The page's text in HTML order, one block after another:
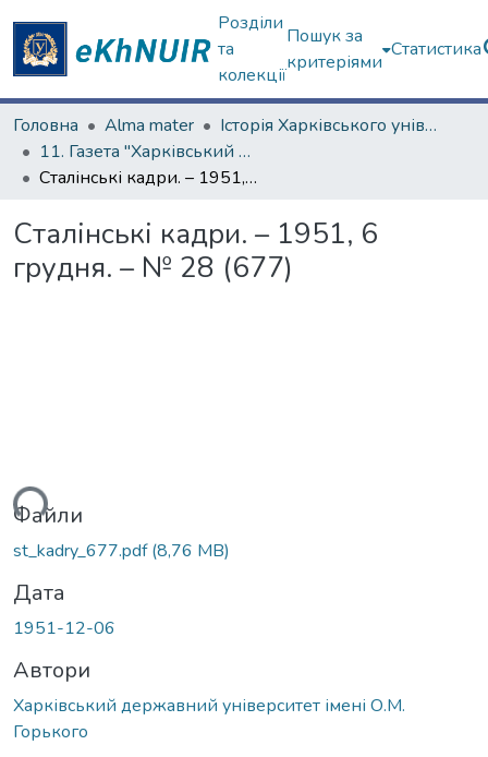
Розділи
та
колекції
Пошук за
критеріями
Статистика
Головна Alma mater
Історія Харківського університету
11. Газета "Харківський університет"
Сталінські кадри. – 1951, 6 грудня. – № 28 (677)
Сталінські кадри. – 1951, 6
грудня. – № 28 (677)
Файли
st_kadry_677.pdf(8,76 MB)
Дата
1951-12-06
Автори
Харківський державний університет імені О.М.
Горького